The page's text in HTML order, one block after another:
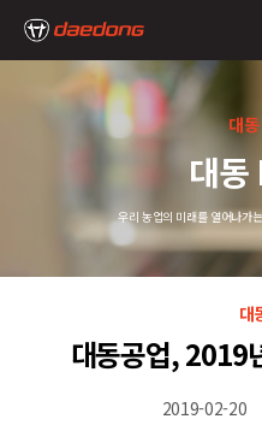
대
대동
우리 농업의 미래를 열어나가
대
대동공업, 2019
2019-02-20